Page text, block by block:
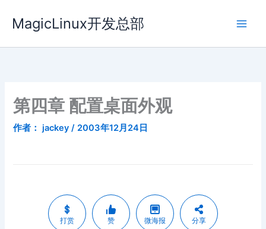
容
MagicLinux开发总部
第四章 配置桌面外观
作者： jackey/ 2003年12月24日
打赏 赞 微海报 分享